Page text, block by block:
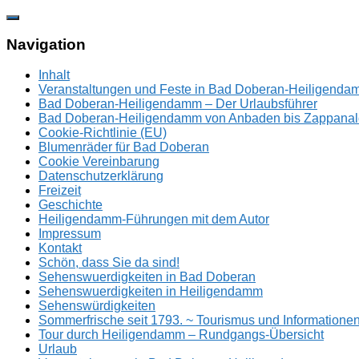
Zum
springen
Navigation
Inhalt
Veranstaltungen und Feste in Bad Doberan-
Bad Doberan-Heiligendamm – Der Urlaubsführer
Bad Doberan-Heiligendamm von Anbaden bis
Cookie-Richtlinie (EU)
Blumenräder für Bad Doberan
Cookie Vereinbarung
Datenschutzerklärung
Freizeit
Geschichte
Heiligendamm-Führungen mit dem Autor
Impressum
Kontakt
Schön, dass Sie da sind!
Sehenswuerdigkeiten in Bad Doberan
Sehenswuerdigkeiten in Heiligendamm
Sehenswürdigkeiten
Sommerfrische seit 1793. ~ Tourismus und
Tour durch Heiligendamm – Rundgangs-Übersicht
Urlaub